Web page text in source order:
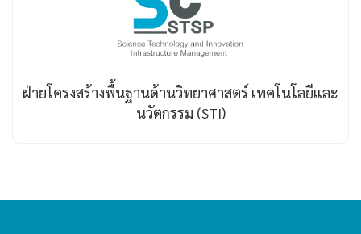
ฝ่ายโครงสร้างพื้นฐานด้านวิทยาศาสตร์ เทคโนโลยีและ
นวัตกรรม (STI)